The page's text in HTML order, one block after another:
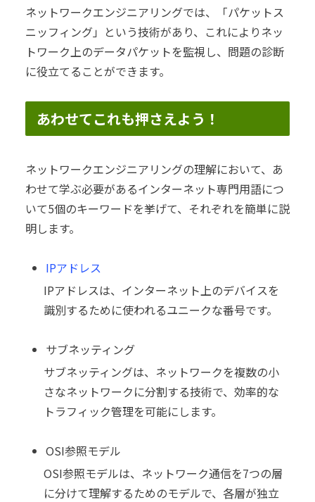
ネットワークエンジニアリングでは、「パケットス
ニッフィング」という技術があり、これによりネッ
トワーク上のデータパケットを監視し、問題の診断
に役立てることができます。
あわせてこれも押さえよう！
ネットワークエンジニアリングの理解において、あ
わせて学ぶ必要があるインターネット専門用語につ
いて5個のキーワードを挙げて、それぞれを簡単に説
明します。
IPアドレス
IPアドレスは、インターネット上のデバイスを
識別するために使われるユニークな番号です。
サブネッティング
サブネッティングは、ネットワークを複数の小
さなネットワークに分割する技術で、効率的な
トラフィック管理を可能にします。
OSI参照モデル
OSI参照モデルは、ネットワーク通信を7つの層
に分けて理解するためのモデルで、各層が独立